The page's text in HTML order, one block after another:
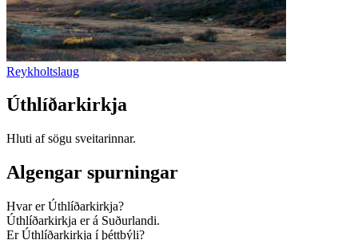
Reykholtslaug
Úthlíðarkirkja
Hluti af sögu sveitarinnar.
Algengar spurningar
Hvar er Úthlíðarkirkja?
Úthlíðarkirkja er á Suðurlandi.
Er Úthlíðarkirkja í þéttbýli?